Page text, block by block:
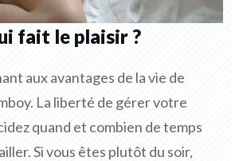
fait le plaisir ?
aux avantages de la vie de
La liberté de gérer votre
quand et combien de temps
Si vous êtes plutôt du soir,